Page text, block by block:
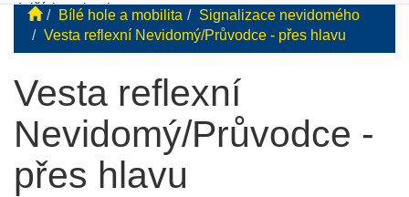
dalších webech.
Personalizaci a cílenou reklamu si můžete podrobněji
Bílé hole a mobilita
Signalizace nevidomého
Vesta reflexní Nevidomý/Průvodce - přes hlavu
Vesta reflexní
Nevidomý/Průvodce -
přes hlavu